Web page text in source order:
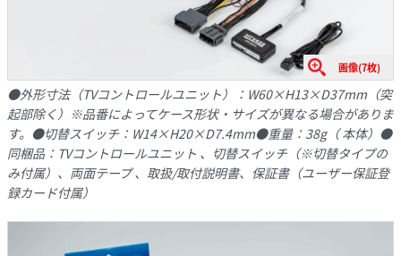
画像(7枚)
●外形寸法（TVコントロールユニット）：W60×H13×D37mm（突
起部除く）※品番によってケース形状・サイズが異なる場合がありま
す。●切替スイッチ：W14×H20×D7.4mm●重量：38g（ 本体）●
同梱品：TVコントロールユニット 、切替スイッチ（※切替タイプの
み付属）、両面テープ 、取扱/取付説明書、保証書（ユーザー保証登
録カード付属）